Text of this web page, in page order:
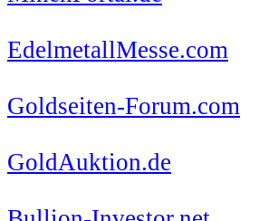
EdelmetallMesse.com
Goldseiten-Forum.com
GoldAuktion.de